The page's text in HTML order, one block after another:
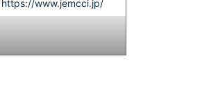
https://www.jemcci.jp/